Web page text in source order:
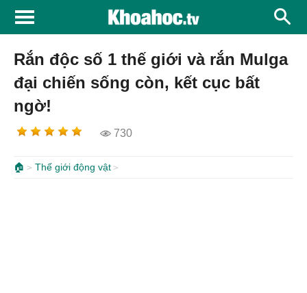
Rắn độc số 1 thế giới và rắn Mulga
đại chiến sống còn, kết cục bất
ngờ!
730
🏠 Thế giới động vật